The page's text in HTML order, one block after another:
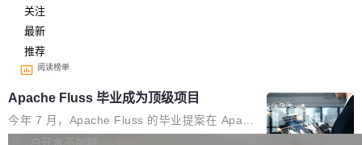
关注
最新
推荐
阅读榜单
Apache Fluss 毕业成为顶级项目
今年 7 月，Apache Fluss 的毕业提案在 Apach
e 孵化器项目管理委员会（IPMC）投票中获得
白开水不加糖